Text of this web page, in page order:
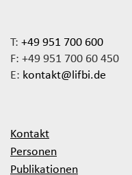
T: +49 951 700 600
F: +49 951 700 60 450
E: kontakt@lifbi.de
Kontakt
Personen
Publikationen